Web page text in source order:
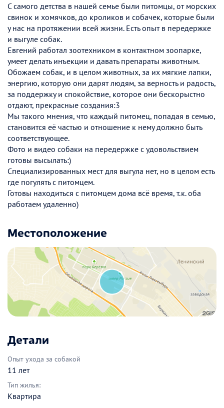
С самого детства в нашей семье были питомцы, от морских
свинок и хомячков, до кроликов и собачек, которые были
у нас на протяжении всей жизни. Есть опыт в передержке
и выгуле собак.
Евгений работал зоотехником в контактном зоопарке,
умеет делать инъекции и давать препараты животным.
Обожаем собак, и в целом животных, за их мягкие лапки,
энергию, которую они дарят людям, за верность и радость,
за поддержку и спокойствие, которое они бескорыстно
отдают, прекрасные создания:3
Мы такого мнения, что каждый питомец, попадая в семью,
становится её частью и отношение к нему должно быть
соответствующее.
Фото и видео собаки на передержке с удовольствием
готовы высылать:)
Специализированных мест для выгула нет, но в целом есть
где погулять с питомцем.
Готовы находиться с питомцем дома всё время, т.к. оба
работаем удаленно)
Местоположение
Детали
Опыт ухода за собакой
11 лет
Тип жилья:
Квартира